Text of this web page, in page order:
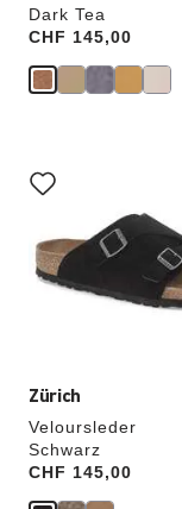
Dark Tea
Price:
CHF 145,00
Zürich
Veloursleder
Schwarz
Price:
CHF 145,00
Anklicken
der
werden
die
Produktbilder
aktualisiert.